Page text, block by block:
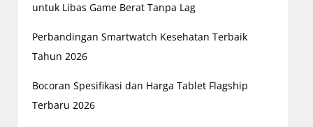
untuk Libas Game Berat Tanpa Lag
Perbandingan Smartwatch Kesehatan Terbaik
Tahun 2026
Bocoran Spesifikasi dan Harga Tablet Flagship
Terbaru 2026